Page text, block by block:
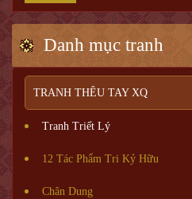
Danh mục tranh
TRANH THÊU TAY XQ
Tranh Triết Lý
12 Tác Phẩm Tri Kỷ Hữu
Chân Dung